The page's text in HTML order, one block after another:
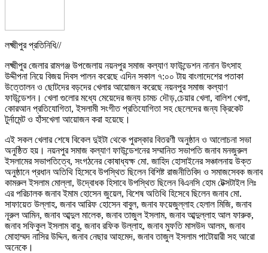
লক্ষ্মীপুর প্রতি‌নি‌ধি//
লক্ষ্মীপুর জেলার রামগঞ্জ উপজেলায় নয়নপুর সমাজ কল্যাণ ফাউন্ডেশন নানান উৎসাহ
উদ্দীপনা নিয়ে বিজয় দিবস পালন করেছে এদিন সকাল ৭:০০ টায় বাংলাদেশের পতাকা
উত্তোলন ও ছোটদের বড়দের খেলার আয়োজন করেছে নয়নপুর সমাজ কল্যাণ
ফাউন্ডেশন। খেলা গুলোর মধ্যে মেয়েদের জন্য চামচ দৌড়,চেয়ার খেলা, বালিশ খেলা,
কোরআন প্রতিযোগিতা, ইসলামী সংগীত প্রতিযোগিতা সহ ছেলেদের জন্য ক্রিকেট
টুর্নামেন্ট ও হাঁসখেলা আয়োজন করা হয়েছে।
এই সকল খেলার শেষে বিকেল দুইটা থেকে পুরস্কার বিতরণী অনুষ্ঠান ও আলোচনা সভা
অনুষ্ঠিত হয়। নয়নপুর সমাজ কল্যাণ ফাউন্ডেশনের সম্মানিত সভাপতি জনাব মনজুরুল
ইসলামের সভাপতিত্বে, সংগঠনের কোষাধ্যক্ষ মো. জাহিদ হোসাইনের সঞ্চালনায় উক্ত
অনুষ্ঠানে প্রধান অতিথি হিসেবে উপস্থিত ছিলেন বিশিষ্ট রাজনীতিবিদ ও সমাজসেবক জনাব
কামরুল ইসলাম মোল্লা, উদ্বোধক হিসাবে উপস্থিত ছিলেন বিএনসি হোম টেক্সটাইল লিঃ
এর পরিচালক জনাব ইমাম হোসেন জুয়েল, বিশেষ অতিথি হিসেবে ছিলেন জনাব মো.
সাফায়েত উল্লাহ, জনাব আরিফ হোসেন বাবুল, জনাব ফয়েজুল্লাহ হেলাল মিজি, জনাব
নূরুল আমিন, জনাব আব্দুল মালেক, জনাব তাজুল ইসলাম, জনাব আব্দুল্লাহ আল ফারুক,
জনাব সফিকুল ইসলাম বাবু, জনাব রফিক উল্লাহ, জনাব মুফতি মাসউদ আলম, জনাব
মোহাম্মদ নাসির উদ্দিন, জনাব নেছার আহমেদ, জনাব তাজুল ইসলাম পাটোয়ারী সহ আরো
অনেকে।